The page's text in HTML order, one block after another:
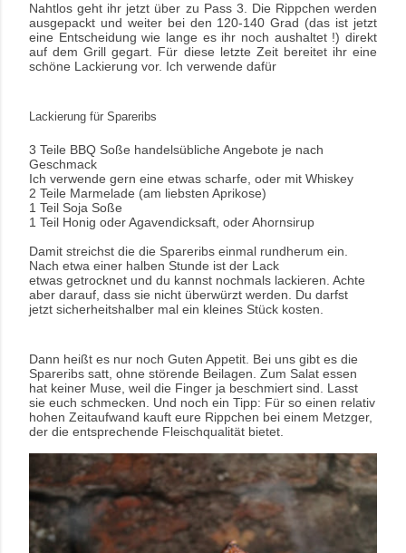
Nahtlos geht ihr jetzt über zu Pass 3. Die Rippchen werden
ausgepackt und weiter bei den 120-140 Grad (das ist jetzt
eine Entscheidung wie lange es ihr noch aushaltet !) direkt
auf dem Grill gegart. Für diese letzte Zeit bereitet ihr eine
schöne Lackierung vor. Ich verwende dafür
Lackierung für Spareribs
3 Teile BBQ Soße handelsübliche Angebote je nach
Geschmack
Ich verwende gern eine etwas scharfe, oder mit Whiskey
2 Teile Marmelade (am liebsten Aprikose)
1 Teil Soja Soße
1 Teil Honig oder Agavendicksaft, oder Ahornsirup
Damit streichst die die Spareribs einmal rundherum ein.
Nach etwa einer halben Stunde ist der Lack
etwas getrocknet und du kannst nochmals lackieren. Achte
aber darauf, dass sie nicht überwürzt werden. Du darfst
jetzt sicherheitshalber mal ein kleines Stück kosten.
Dann heißt es nur noch Guten Appetit. Bei uns gibt es die
Spareribs satt, ohne störende Beilagen. Zum Salat essen
hat keiner Muse, weil die Finger ja beschmiert sind. Lasst
sie euch schmecken. Und noch ein Tipp: Für so einen relativ
hohen Zeitaufwand kauft eure Rippchen bei einem Metzger,
der die entsprechende Fleischqualität bietet.